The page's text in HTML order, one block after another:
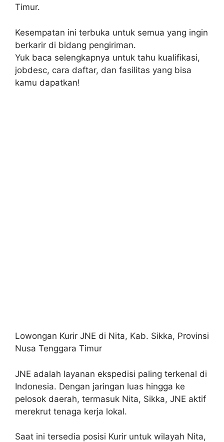
Timur.
Kesempatan ini terbuka untuk semua yang ingin
berkarir di bidang pengiriman.
Yuk baca selengkapnya untuk tahu kualifikasi,
jobdesc, cara daftar, dan fasilitas yang bisa
kamu dapatkan!
Lowongan Kurir JNE di Nita, Kab. Sikka, Provinsi
Nusa Tenggara Timur
JNE adalah layanan ekspedisi paling terkenal di
Indonesia. Dengan jaringan luas hingga ke
pelosok daerah, termasuk Nita, Sikka, JNE aktif
merekrut tenaga kerja lokal.
Saat ini tersedia posisi Kurir untuk wilayah Nita,